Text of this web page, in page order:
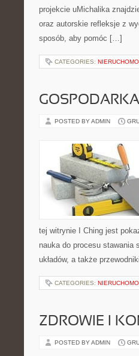
projekcie uMichalika
oraz autorskie refleksje z
sposób, aby pomóc […]
CATEGORIES:
POSTED BY ADMIN
tej witrynie I Ching jest
nauka do procesu stawania
układów, a także
CATEGORIES:
ZDROWIE I
POSTED BY ADMIN